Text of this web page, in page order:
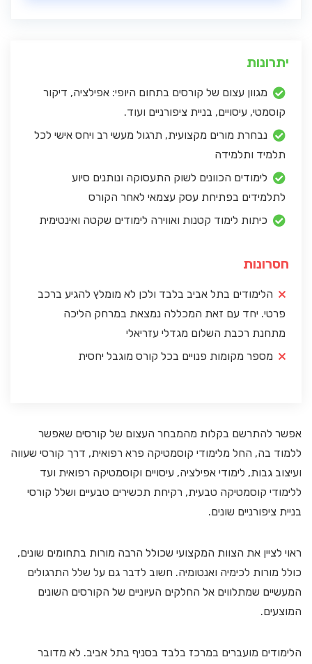
יתרונות
מגוון עצום של קורסים בתחום היופי: אפילציה, דיקור
קוסמטי, עיסויים, בניית ציפורניים ועוד.
נבחרת מורים מקצועית, תרגול מעשי רב ויחס אישי לכל
תלמיד ותלמידה
לימודים הכוונים לשוק התעסוקה ונותנים סיוע
לתלמידים בפתיחת עסק עצמאי לאחר הקורס
כיתות לימוד קטנות ואווירה לימודים שקטה ואינטימית
חסרונות
הלימודים בתל אביב בלבד ולכן לא מומלץ להגיע ברכב
פרטי. יחד עם זאת המכללה נמצאת במרחק הליכה
מתחנת רכבת השלום מגדלי עזריאלי
מספר מקומות פנויים בכל קורס מוגבל יחסית
אפשר להתרשם בקלות מהמבחר העצום של קורסים שאפשר
ללמוד בה, החל מלימודי קוסמטיקה פרא רפואית, דרך קורסי שעווה
ועיצוב גבות, לימודי אפילציה, עיסויים וקוסמטיקה רפואית ועד
ללימודי קוסמטיקה טבעית, רקיחת תכשירים טבעיים ושלל קורסי
בניית ציפורניים שונים.
ראוי לציין את הצוות המקצועי שכולל הרבה מורות בתחומים שונים,
כולל מורות לכימיה ואנטומיה. חשוב לדבר גם על שלל התרגולים
המעשיים שמתלווים אל החלקים העיוניים של הקורסים השונים
המוצעים.
הלימודים מועברים במרכז בלבד בסניף בתל אביב. לא מדובר